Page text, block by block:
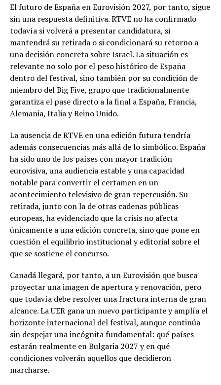
El futuro de España en Eurovisión 2027, por tanto, sigue
sin una respuesta definitiva. RTVE no ha confirmado
todavía si volverá a presentar candidatura, si
mantendrá su retirada o si condicionará su retorno a
una decisión concreta sobre Israel. La situación es
relevante no solo por el peso histórico de España
dentro del festival, sino también por su condición de
miembro del Big Five, grupo que tradicionalmente
garantiza el pase directo a la final a España, Francia,
Alemania, Italia y Reino Unido.
La ausencia de RTVE en una edición futura tendría
además consecuencias más allá de lo simbólico. España
ha sido uno de los países con mayor tradición
eurovisiva, una audiencia estable y una capacidad
notable para convertir el certamen en un
acontecimiento televisivo de gran repercusión. Su
retirada, junto con la de otras cadenas públicas
europeas, ha evidenciado que la crisis no afecta
únicamente a una edición concreta, sino que pone en
cuestión el equilibrio institucional y editorial sobre el
que se sostiene el concurso.
Canadá llegará, por tanto, a un Eurovisión que busca
proyectar una imagen de apertura y renovación, pero
que todavía debe resolver una fractura interna de gran
alcance. La UER gana un nuevo participante y amplía el
horizonte internacional del festival, aunque continúa
sin despejar una incógnita fundamental: qué países
estarán realmente en Bulgaria 2027 y en qué
condiciones volverán aquellos que decidieron
marcharse.